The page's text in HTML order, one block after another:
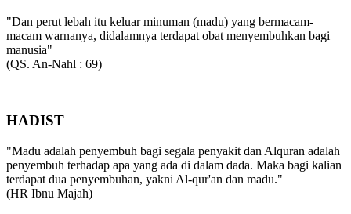
"Dan perut lebah itu keluar minuman (madu) yang bermacam-
macam warnanya, didalamnya terdapat obat menyembuhkan bagi
manusia"
(QS. An-Nahl : 69)
HADIST
"Madu adalah penyembuh bagi segala penyakit dan Alquran adalah
penyembuh terhadap apa yang ada di dalam dada. Maka bagi kalian
terdapat dua penyembuhan, yakni Al-qur'an dan madu."
(HR Ibnu Majah)